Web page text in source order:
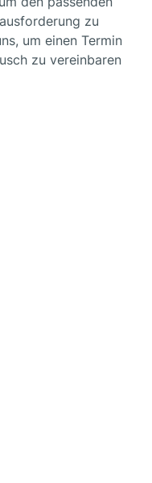
zu
um einen Termin
zu vereinbaren